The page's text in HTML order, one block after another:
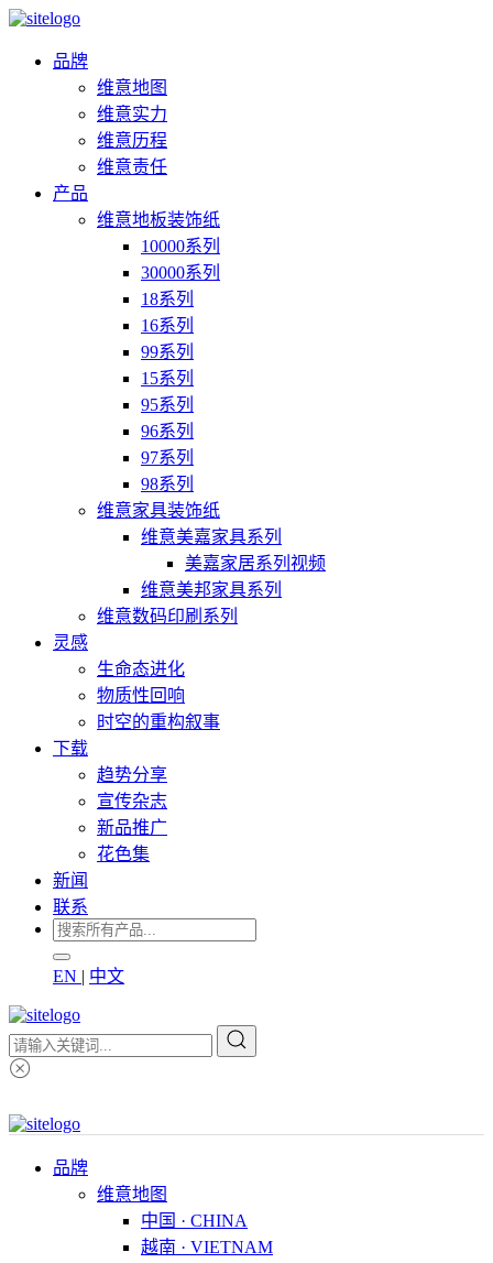
品牌
维意地图
维意实力
维意历程
维意责任
产品
维意地板装饰纸
10000系列
30000系列
18系列
16系列
99系列
15系列
95系列
96系列
97系列
98系列
维意家具装饰纸
维意美嘉家具系列
美嘉家居系列视频
维意美邦家具系列
维意数码印刷系列
灵感
生命态进化
物质性回响
时空的重构叙事
下载
趋势分享
宣传杂志
新品推广
花色集
新闻
联系
EN | 中文
品牌
维意地图
中国 · CHINA
越南 · VIETNAM